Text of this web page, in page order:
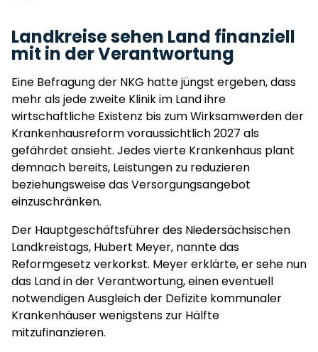
Landkreise sehen Land finanziell
mit in der Verantwortung
Eine Befragung der NKG hatte jüngst ergeben, dass
mehr als jede zweite Klinik im Land ihre
wirtschaftliche Existenz bis zum Wirksamwerden der
Krankenhausreform voraussichtlich 2027 als
gefährdet ansieht. Jedes vierte Krankenhaus plant
demnach bereits, Leistungen zu reduzieren
beziehungsweise das Versorgungsangebot
einzuschränken.
Der Hauptgeschäftsführer des Niedersächsischen
Landkreistags, Hubert Meyer, nannte das
Reformgesetz verkorkst. Meyer erklärte, er sehe nun
das Land in der Verantwortung, einen eventuell
notwendigen Ausgleich der Defizite kommunaler
Krankenhäuser wenigstens zur Hälfte
mitzufinanzieren.